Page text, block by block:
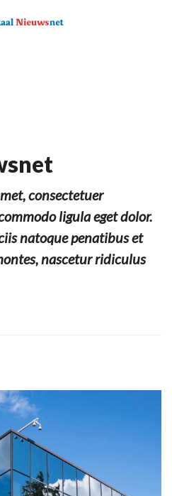
consectetuer
ligula eget dolor.
natoque penatibus et
nascetur ridiculus